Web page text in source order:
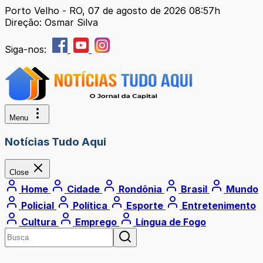
Porto Velho - RO, 07 de agosto de 2026 08:57h
Direção: Osmar Silva
Siga-nos:
Menu
Notícias Tudo Aqui
Close
Home Cidade Rondônia Brasil
Mundo
Policial
Política Esporte
Entretenimento
Cultura
Emprego Língua de Fogo